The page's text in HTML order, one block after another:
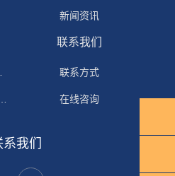
新闻资讯
联系我们
联系方式
在线咨询
我们